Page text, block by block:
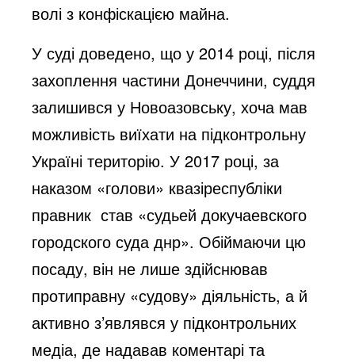
волі з конфіскацією майна.
У суді доведено, що у 2014 році, після
захоплення частини Донеччини, суддя
залишився у Новоазовську, хоча мав
можливість виїхати на підконтрольну
Україні територію. У 2017 році, за
наказом «голови» квазіреспубліки
правник став «судьей докучаевского
городского суда днр». Обіймаючи цю
посаду, він не лише здійснював
протиправну «судову» діяльність, а й
активно з’являвся у підконтрольних
медіа, де надавав коментарі та